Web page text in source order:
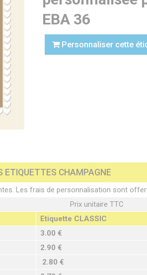
EBA 36
Personnaliser cette
ETIQUETTES CHAMPAGNE
Les frais de personnalisation sont
Prix unitaire TTC
Etiquette CLASSIC
3.00 €
2.90 €
2.80 €